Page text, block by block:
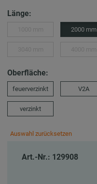
Länge:
2000 mm
Oberfläche:
feuerverzinkt V2A
verzinkt
Auswahl zurücksetzen
Art.-Nr.: 129908